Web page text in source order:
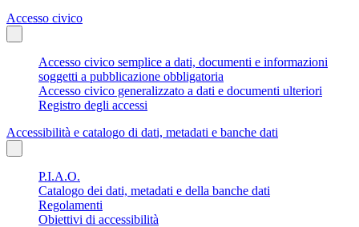
Accesso civico
Accesso civico semplice a dati, documenti e informazioni
soggetti a pubblicazione obbligatoria
Accesso civico generalizzato a dati e documenti ulteriori
Registro degli accessi
Accessibilità e catalogo di dati, metadati e banche dati
P.I.A.O.
Catalogo dei dati, metadati e della banche dati
Regolamenti
Obiettivi di accessibilità